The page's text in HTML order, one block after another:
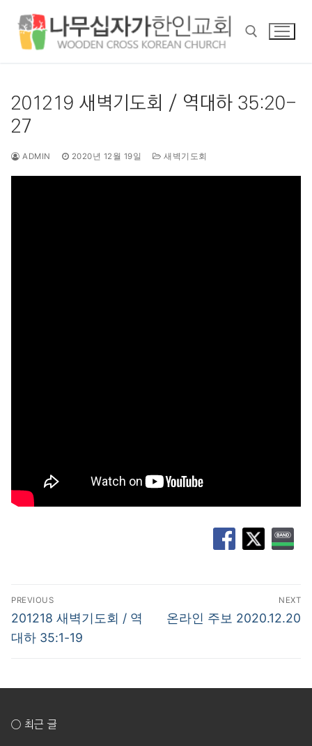
201219 새벽기도회 / 역대하 35:20-
27
ADMIN 2020년 12월 19일 새벽기도회
글
탐
색
PREVIOUS
Previous
post:
201218 새벽기도회 / 역
대하 35:1-19
NEXT
Next
온라인 주보 2020.12.20
○ 최근 글